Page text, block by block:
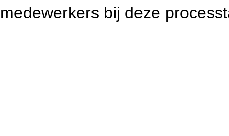
medewerkers bij deze